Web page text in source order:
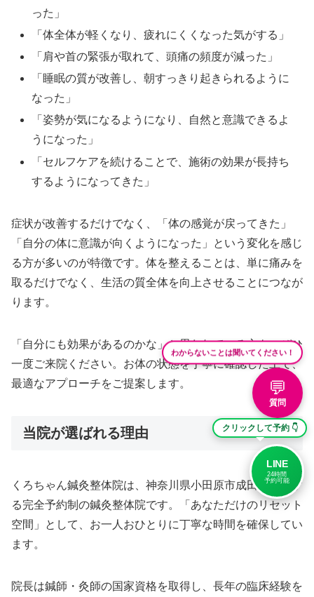
った」
「体全体が軽くなり、疲れにくくなった気がする」
「肩や首の緊張が取れて、頭痛の頻度が減った」
「睡眠の質が改善し、朝すっきり起きられるように
なった」
「姿勢が気になるようになり、自然と意識できるよ
うになった」
「セルフケアを続けることで、施術の効果が長持ち
するようになってきた」
症状が改善するだけでなく、「体の感覚が戻ってきた」
「自分の体に意識が向くようになった」という変化を感じ
る方が多いのが特徴です。体を整えることは、単に痛みを
取るだけでなく、生活の質全体を向上させることにつなが
ります。
「自分にも効果があるのかな」と思われている方も、ぜひ
一度ご来院ください。お体の状態を丁寧に確認した上で、
最適なアプローチをご提案します。
当院が選ばれる理由
くろちゃん鍼灸整体院は、神奈川県小田原市成田に位置す
る完全予約制の鍼灸整体院です。「あなただけのリセット
空間」として、お一人おひとりに丁寧な時間を確保してい
ます。
院長は鍼師・灸師の国家資格を取得し、長年の臨床経験を
わからないことは聞いてください！
💬
質問
クリックして予約 👇
LINE
24時間
予約可能